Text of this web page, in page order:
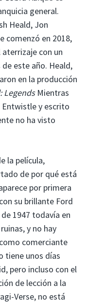
general.
Heald, Jon
comenzó en 2018,
con un
este año. Heald,
en la producción
LegendsMientras
y escrito
no ha visto
la película,
de por qué está
por primera
su brillante Ford
1947 todavía en
y no hay
comerciante
tiene unos días
pero incluso con el
de lección a la
Verse, no está